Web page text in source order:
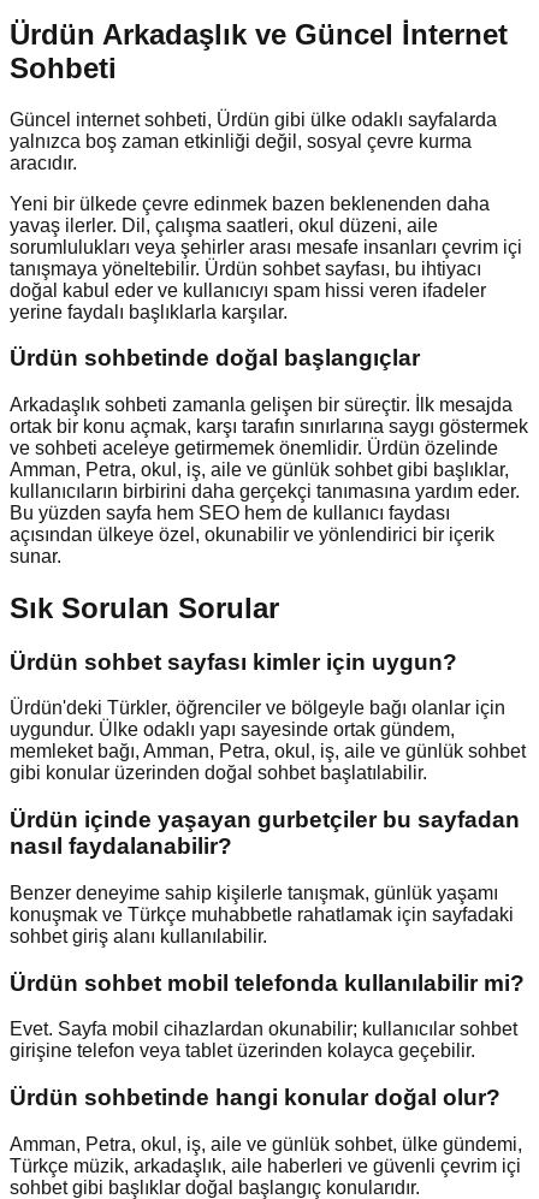
Ürdün Arkadaşlık ve Güncel İnternet
Sohbeti
Güncel internet sohbeti, Ürdün gibi ülke odaklı sayfalarda
yalnızca boş zaman etkinliği değil, sosyal çevre kurma
aracıdır.
Yeni bir ülkede çevre edinmek bazen beklenenden daha
yavaş ilerler. Dil, çalışma saatleri, okul düzeni, aile
sorumlulukları veya şehirler arası mesafe insanları çevrim içi
tanışmaya yöneltebilir. Ürdün sohbet sayfası, bu ihtiyacı
doğal kabul eder ve kullanıcıyı spam hissi veren ifadeler
yerine faydalı başlıklarla karşılar.
Ürdün sohbetinde doğal başlangıçlar
Arkadaşlık sohbeti zamanla gelişen bir süreçtir. İlk mesajda
ortak bir konu açmak, karşı tarafın sınırlarına saygı göstermek
ve sohbeti aceleye getirmemek önemlidir. Ürdün özelinde
Amman, Petra, okul, iş, aile ve günlük sohbet gibi başlıklar,
kullanıcıların birbirini daha gerçekçi tanımasına yardım eder.
Bu yüzden sayfa hem SEO hem de kullanıcı faydası
açısından ülkeye özel, okunabilir ve yönlendirici bir içerik
sunar.
Sık Sorulan Sorular
Ürdün sohbet sayfası kimler için uygun?
Ürdün'deki Türkler, öğrenciler ve bölgeyle bağı olanlar için
uygundur. Ülke odaklı yapı sayesinde ortak gündem,
memleket bağı, Amman, Petra, okul, iş, aile ve günlük sohbet
gibi konular üzerinden doğal sohbet başlatılabilir.
Ürdün içinde yaşayan gurbetçiler bu sayfadan
nasıl faydalanabilir?
Benzer deneyime sahip kişilerle tanışmak, günlük yaşamı
konuşmak ve Türkçe muhabbetle rahatlamak için sayfadaki
sohbet giriş alanı kullanılabilir.
Ürdün sohbet mobil telefonda kullanılabilir mi?
Evet. Sayfa mobil cihazlardan okunabilir; kullanıcılar sohbet
girişine telefon veya tablet üzerinden kolayca geçebilir.
Ürdün sohbetinde hangi konular doğal olur?
Amman, Petra, okul, iş, aile ve günlük sohbet, ülke gündemi,
Türkçe müzik, arkadaşlık, aile haberleri ve güvenli çevrim içi
sohbet gibi başlıklar doğal başlangıç konularıdır.